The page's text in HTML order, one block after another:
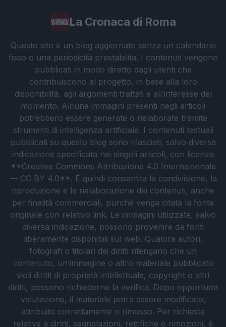
La Cronaca di Roma
Questo sito è un blog aggiornato senza un calendario
fisso o una periodicità prestabilita. I contenuti vengono
pubblicati in modo diretto dagli utenti che
contribuiscono al progetto, in base alla loro
disponibilità, agli argomenti trattati e all’interesse del
momento. Alcune immagini presenti negli articoli
potrebbero essere generate o rielaborate tramite
strumenti di intelligenza artificiale. I contenuti testuali
pubblicati su questo blog sono rilasciati, salvo diversa
indicazione specificata nei singoli articoli, con licenza
**Creative Commons Attribuzione 4.0 Internazionale
— CC BY 4.0**. È quindi consentita la condivisione, la
riproduzione e la rielaborazione dei contenuti, anche
per finalità commerciali, purché venga citata la fonte
originale con relativo link. Le immagini utilizzate, salvo
diversa indicazione, possono provenire da fonti
liberamente disponibili sul web. Qualora autori,
fotografi o titolari dei diritti ritengano che un
contenuto, un’immagine o altro materiale pubblicato
violi diritti di proprietà intellettuale, copyright o altri
diritti, possono richiederne la verifica. Dopo opportuna
valutazione, il materiale potrà essere modificato,
attribuito correttamente o rimosso. Per richieste
relative a diritti, segnalazioni, rettifiche o rimozioni, è